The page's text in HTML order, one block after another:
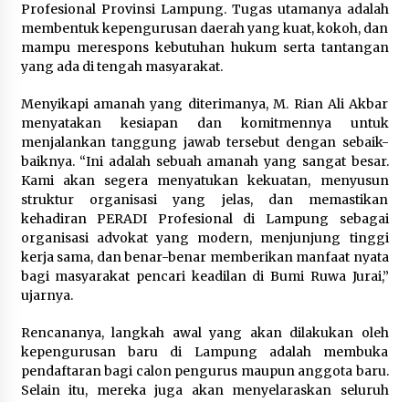
“Anak Kades Jadi Kaur Keuangan?
Skandal Nepotisme Desa Buaran
Bambu Meledak!”
5 Agustus 2026
Mengenal Lebih Dekat: H. Salbini,
Tokoh Tangsel Penjaga Nilai dan
Pembangun Harapan Warga
Pamulang
5 Agustus 2026
Profesional Provinsi Lampung. Tugas utamanya adalah
membentuk kepengurusan daerah yang kuat, kokoh, dan
mampu merespons kebutuhan hukum serta tantangan
yang ada di tengah masyarakat.
Menyikapi amanah yang diterimanya, M. Rian Ali Akbar
menyatakan kesiapan dan komitmennya untuk
menjalankan tanggung jawab tersebut dengan sebaik-
baiknya. “Ini adalah sebuah amanah yang sangat besar.
Kami akan segera menyatukan kekuatan, menyusun
struktur organisasi yang jelas, dan memastikan
kehadiran PERADI Profesional di Lampung sebagai
organisasi advokat yang modern, menjunjung tinggi
kerja sama, dan benar-benar memberikan manfaat nyata
bagi masyarakat pencari keadilan di Bumi Ruwa Jurai,”
ujarnya.
Rencananya, langkah awal yang akan dilakukan oleh
kepengurusan baru di Lampung adalah membuka
pendaftaran bagi calon pengurus maupun anggota baru.
Selain itu, mereka juga akan menyelaraskan seluruh